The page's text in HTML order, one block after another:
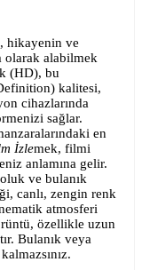
hikayenin ve
olarak alabilmek
(HD), bu
kalitesi,
cihazlarında
sağlar.
en
İzlemek, filmi
anlamına gelir.
ve bulanık
canlı, zengin renk
atmosferi
özellikle uzun
Bulanık veya